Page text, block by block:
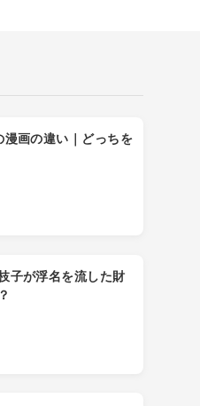
漫画の違い｜どっちを
子が浮名を流した財